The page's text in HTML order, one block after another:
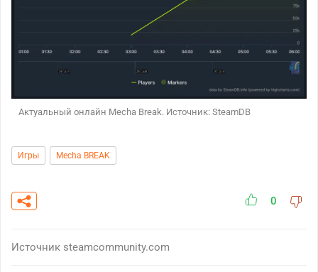
Актуальный онлайн Mecha Break. Источник: SteamDB
Игры Mecha BREAK
0
Источник steamcommunity.com